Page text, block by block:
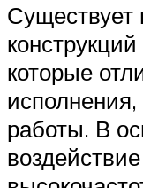
Существует
которые
работы. В